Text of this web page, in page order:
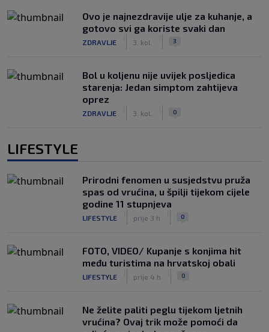
Ovo je najnezdravije ulje za kuhanje, a
gotovo svi ga koriste svaki dan
ZDRAVLJE 3. kol. 3
Bol u koljenu nije uvijek posljedica
starenja: Jedan simptom zahtijeva
oprez
ZDRAVLJE 3. kol. 0
LIFESTYLE
Prirodni fenomen u susjedstvu pruža
spas od vrućina, u špilji tijekom cijele
godine 11 stupnjeva
LIFESTYLE prije 3 h 0
FOTO, VIDEO/ Kupanje s konjima hit
među turistima na hrvatskoj obali
LIFESTYLE prije 4 h 0
Ne želite paliti peglu tijekom ljetnih
vrućina? Ovaj trik može pomoći da